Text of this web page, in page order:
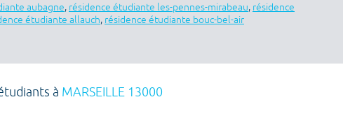
aubagne, résidence étudiante les-pennes-mirabeau, résidence
étudiante allauch, résidence étudiante bouc-bel-air
à MARSEILLE 13000